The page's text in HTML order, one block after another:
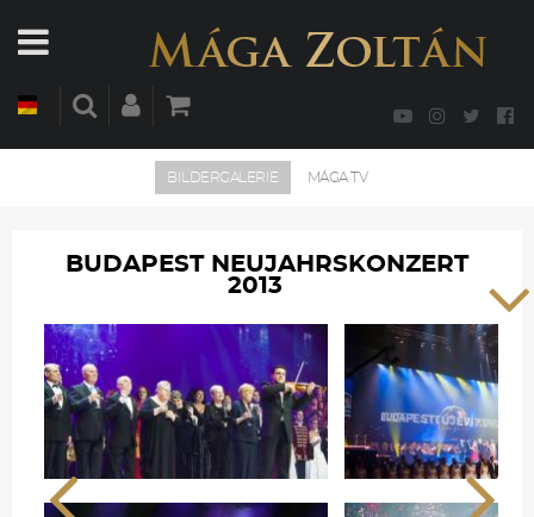
BILDERGALERIE MÁGA TV
BUDAPEST NEUJAHRSKONZERT
2013